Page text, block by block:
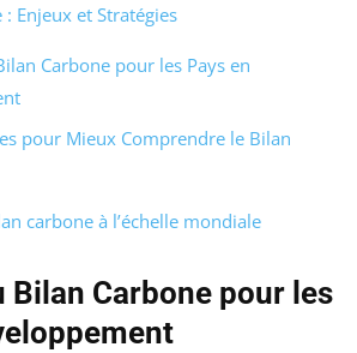
Enjeux et Stratégies
Carbone pour les Pays en
pour Mieux Comprendre le Bilan
carbone à l’échelle mondiale
Bilan Carbone pour les